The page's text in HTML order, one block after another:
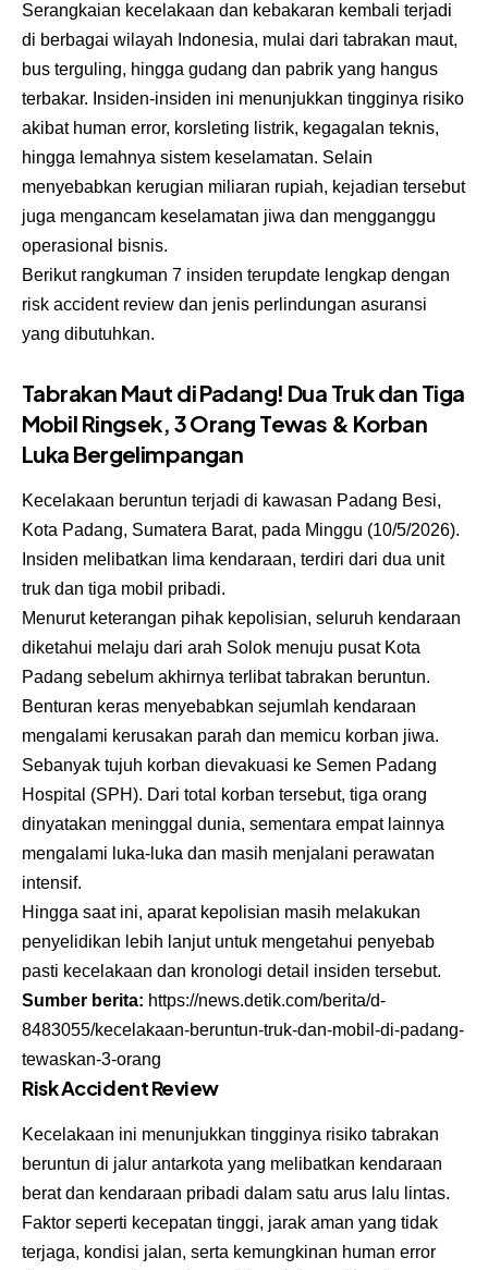
Serangkaian kecelakaan dan kebakaran kembali terjadi
di berbagai wilayah Indonesia, mulai dari tabrakan maut,
bus terguling, hingga gudang dan pabrik yang hangus
terbakar. Insiden-insiden ini menunjukkan tingginya risiko
akibat human error, korsleting listrik, kegagalan teknis,
hingga lemahnya sistem keselamatan. Selain
menyebabkan kerugian miliaran rupiah, kejadian tersebut
juga mengancam keselamatan jiwa dan mengganggu
operasional bisnis.
Berikut rangkuman 7 insiden terupdate lengkap dengan
risk accident review dan jenis perlindungan asuransi
yang dibutuhkan.
Tabrakan Maut di Padang! Dua Truk dan Tiga
Mobil Ringsek, 3 Orang Tewas & Korban
Luka Bergelimpangan
Kecelakaan beruntun terjadi di kawasan Padang Besi,
Kota Padang, Sumatera Barat, pada Minggu (10/5/2026).
Insiden melibatkan lima kendaraan, terdiri dari dua unit
truk dan tiga mobil pribadi.
Menurut keterangan pihak kepolisian, seluruh kendaraan
diketahui melaju dari arah Solok menuju pusat Kota
Padang sebelum akhirnya terlibat tabrakan beruntun.
Benturan keras menyebabkan sejumlah kendaraan
mengalami kerusakan parah dan memicu korban jiwa.
Sebanyak tujuh korban dievakuasi ke Semen Padang
Hospital (SPH). Dari total korban tersebut, tiga orang
dinyatakan meninggal dunia, sementara empat lainnya
mengalami luka-luka dan masih menjalani perawatan
intensif.
Hingga saat ini, aparat kepolisian masih melakukan
penyelidikan lebih lanjut untuk mengetahui penyebab
pasti kecelakaan dan kronologi detail insiden tersebut.
Sumber berita: https://news.detik.com/berita/d-
8483055/kecelakaan-beruntun-truk-dan-mobil-di-padang-
tewaskan-3-orang
Risk Accident Review
Kecelakaan ini menunjukkan tingginya risiko tabrakan
beruntun di jalur antarkota yang melibatkan kendaraan
berat dan kendaraan pribadi dalam satu arus lalu lintas.
Faktor seperti kecepatan tinggi, jarak aman yang tidak
terjaga, kondisi jalan, serta kemungkinan human error